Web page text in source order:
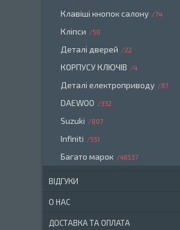
Клавіші кнопок салону 74
Кліпси 50
Деталі дверей 22
КОРПУСУ КЛЮЧІВ 4
Деталі електроприводу 87
DAEWOO 332
Suzuki 807
Infiniti 551
Багато марок 48537
ВІДГУКИ
О НАС
ДОСТАВКА ТА ОПЛАТА